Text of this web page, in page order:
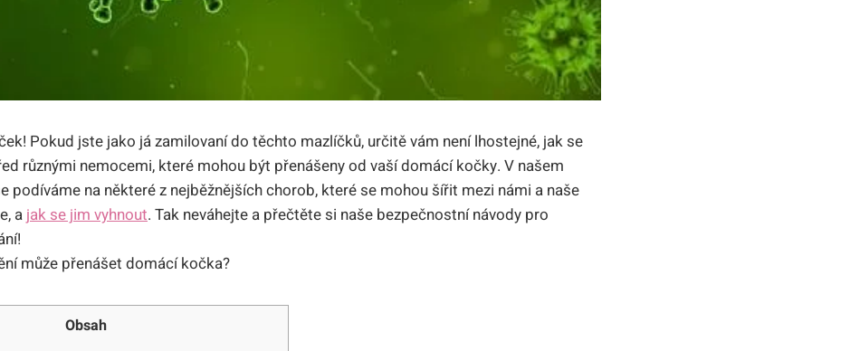
Pokud jste jako já zamilovaní do těchto mazlíčků, určitě vám není lhostejné, jak se
různými nemocemi, které mohou být přenášeny od vaší domácí kočky. V našem
podíváme na některé z nejběžnějších chorob, které se mohou šířit mezi námi a naše
a jak se jim vyhnout. Tak neváhejte a přečtěte si naše bezpečnostní návody pro
Obsah